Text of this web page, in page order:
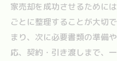
家売却を成功させるために
ごとに整理することが大切
まり、次に必要書類の準備
応、契約・引き渡しまで、